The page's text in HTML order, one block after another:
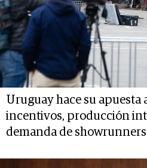
Uruguay hace su apuesta
incentivos, producción
demanda de showrunners